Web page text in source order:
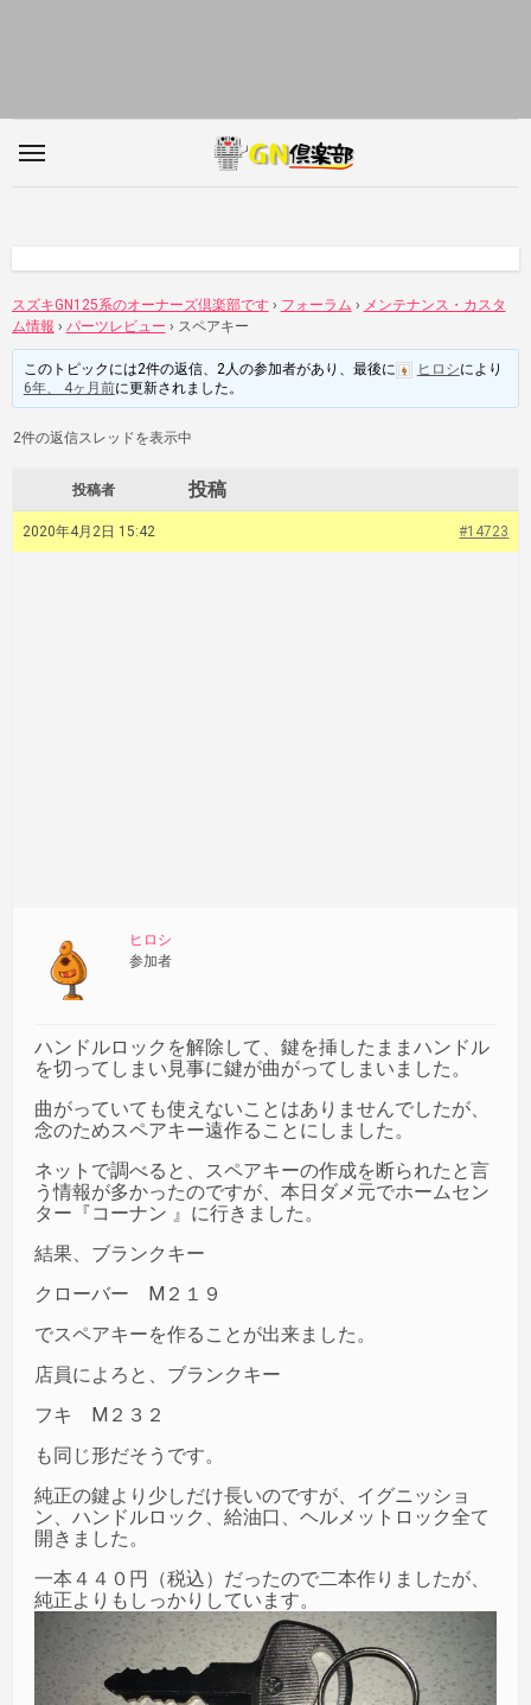
ス
スズキGN125系のオーナーズ倶楽部です › フォーラム › メンテナンス・カスタ
ム情報 › パーツレビュー › スペアキー
このトピックには2件の返信、2人の参加者があり、最後に ヒロシにより
6年、 4ヶ月前に更新されました。
2件の返信スレッドを表示中
投稿者 投稿
2020年4月2日 15:42 #14723
ヒロシ
参加者
ハンドルロックを解除して、鍵を挿したままハンドル
を切ってしまい見事に鍵が曲がってしまいました。
曲がっていても使えないことはありませんでしたが、
念のためスペアキー遠作ることにしました。
ネットで調べると、スペアキーの作成を断られたと言
う情報が多かったのですが、本日ダメ元でホームセン
ター『コーナン 』に行きました。
結果、ブランクキー
クローバー M２１９
でスペアキーを作ることが出来ました。
店員によろと、ブランクキー
フキ M２３２
も同じ形だそうです。
純正の鍵より少しだけ長いのですが、イグニッショ
ン、ハンドルロック、給油口、ヘルメットロック全て
開きました。
一本４４０円（税込）だったので二本作りましたが、
純正よりもしっかりしています。